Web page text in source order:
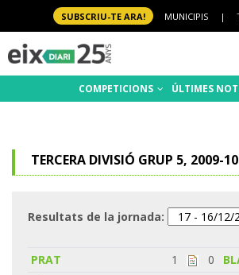
SUBSCRIU-TE ARA! MUNICIPIS |
COMPETICIONS ÚLTIMES
TERCERA DIVISIÓ GRUP 5, 2009-10
Resultats de la jornada:
PRAT 1 0